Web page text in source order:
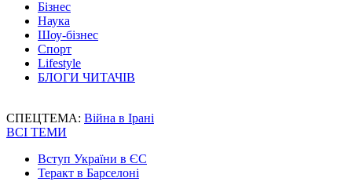
Бізнес
Наука
Шоу-бізнес
Спорт
Lifestyle
БЛОГИ ЧИТАЧІВ
СПЕЦТЕМА: Війна в Ірані
ВСІ ТЕМИ
Вступ України в ЄС
Теракт в Барселоні